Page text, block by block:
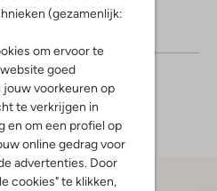
(gezamenlijk:
om ervoor te
goed
voorkeuren op
te verkrijgen in
en om een profiel op
online gedrag voor
advertenties. Door
cookies" te klikken,